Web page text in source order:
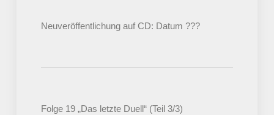
Neuveröffentlichung auf CD: Datum ???
Folge 19 „Das letzte Duell“ (Teil 3/3)